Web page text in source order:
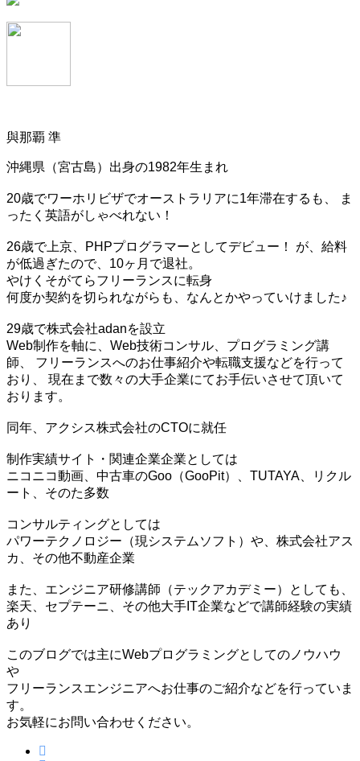
與那覇 準
沖縄県（宮古島）出身の1982年生まれ
20歳でワーホリビザでオーストラリアに1年滞在するも、 ま
ったく英語がしゃべれない！
26歳で上京、PHPプログラマーとしてデビュー！ が、給料
が低過ぎたので、10ヶ月で退社。
やけくそがてらフリーランスに転身
何度か契約を切られながらも、なんとかやっていけました♪
29歳で株式会社adanを設立
Web制作を軸に、Web技術コンサル、プログラミング講
師、 フリーランスへのお仕事紹介や転職支援などを行って
おり、 現在まで数々の大手企業にてお手伝いさせて頂いて
おります。
同年、アクシス株式会社のCTOに就任
制作実績サイト・関連企業企業としては
ニコニコ動画、中古車のGoo（GooPit）、TUTAYA、リクル
ート、そのた多数
コンサルティングとしては
パワーテクノロジー（現システムソフト）や、株式会社アス
カ、その他不動産企業
また、エンジニア研修講師（テックアカデミー）としても、
楽天、セプテーニ、その他大手IT企業などで講師経験の実績
あり
このブログでは主にWebプログラミングとしてのノウハウ
や
フリーランスエンジニアへお仕事のご紹介などを行っていま
す。
お気軽にお問い合わせください。